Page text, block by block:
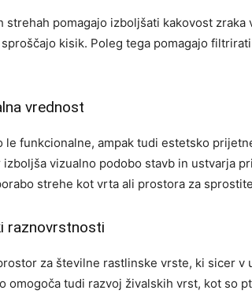
strehah pomagajo izboljšati kakovost
kisik. Poleg tega pomagajo
vrednost
le funkcionalne, ampak tudi estetsko
vizualno podobo stavb in ustvarja
strehe kot vrta ali prostora za
raznovrstnosti
za številne rastlinske vrste, ki sicer v
omogoča tudi razvoj živalskih vrst, kot so